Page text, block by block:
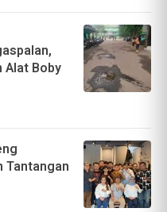
Alat Boby
Tantangan